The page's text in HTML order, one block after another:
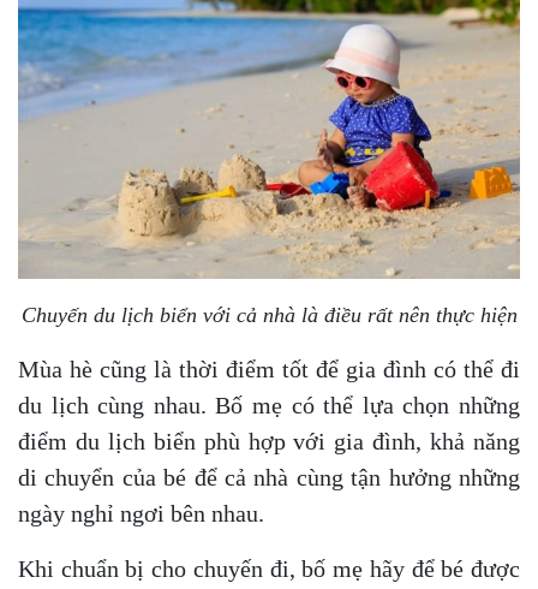
Chuyến du lịch biển với cả nhà là điều rất nên thực hiện
Mùa hè cũng là thời điểm tốt để gia đình có thể đi
du lịch cùng nhau. Bố mẹ có thể lựa chọn những
điểm du lịch biển phù hợp với gia đình, khả năng
di chuyển của bé để cả nhà cùng tận hưởng những
ngày nghỉ ngơi bên nhau.
Khi chuẩn bị cho chuyến đi, bố mẹ hãy để bé được